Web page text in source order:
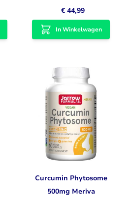
€ 44,99
In Winkelwagen
Curcumin Phytosome
500mg Meriva